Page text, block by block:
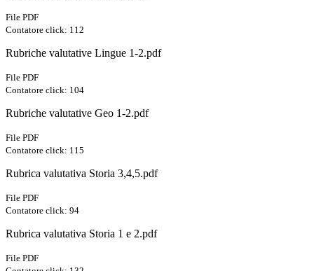
File PDF
Contatore click: 112
Rubriche valutative Lingue 1-2.pdf
File PDF
Contatore click: 104
Rubriche valutative Geo 1-2.pdf
File PDF
Contatore click: 115
Rubrica valutativa Storia 3,4,5.pdf
File PDF
Contatore click: 94
Rubrica valutativa Storia 1 e 2.pdf
File PDF